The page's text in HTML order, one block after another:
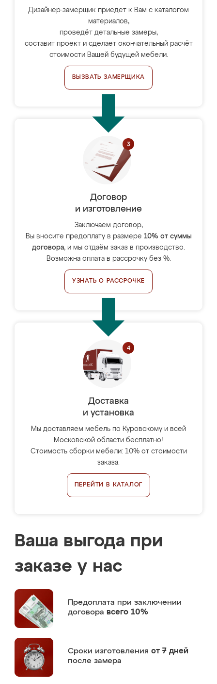
Дизайнер-замерщик приедет к Вам с каталогом
материалов,
проведёт детальные замеры,
составит проект и сделает окончательный расчёт
стоимости Вашей будущей мебели.
ВЫЗВАТЬ ЗАМЕРЩИКА
Договор
и изготовление
Заключаем договор,
Вы вносите предоплату в размере 10% от суммы
договора, и мы отдаём заказ в производство.
Возможна оплата в рассрочку без %.
УЗНАТЬ О РАССРОЧКЕ
Доставка
и установка
Мы доставляем мебель по Куровскому и всей
Московской области бесплатно!
Стоимость сборки мебели: 10% от стоимости
заказа.
ПЕРЕЙТИ В КАТАЛОГ
Ваша выгода при
заказе у нас
Предоплата при заключении
договора всего 10%
Сроки изготовления от 7 дней
после замера